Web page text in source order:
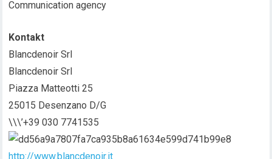
Communication agency
Kontakt
Blancdenoir Srl
Blancdenoir Srl
Piazza Matteotti 25
25015 Desenzano D/G
\\\’+39 030 7741535
http://www.blancdenoir.it